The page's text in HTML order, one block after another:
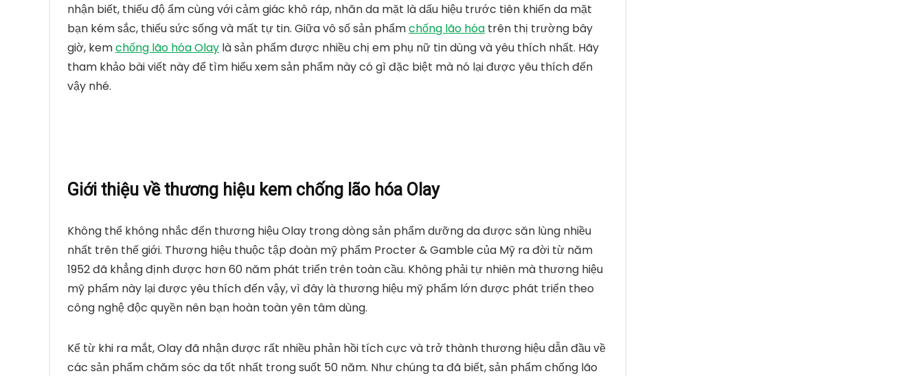
nhận biết, thiếu độ ẩm cùng với cảm giác khô ráp, nhăn da mặt là dấu hiệu trước tiên khiến da mặt
bạn kém sắc, thiếu sức sống và mất tự tin. Giữa vô số sản phẩmchống lão hóa trên thị trường bây
giờ, kemchống lão hóa Olay là sản phẩm được nhiều chị em phụ nữ tin dùng và yêu thích nhất. Hãy
tham khảo bài viết này để tìm hiểu xem sản phẩm này có gì đặc biệt mà nó lại được yêu thích đến
vậy nhé.
Giới thiệu về thương hiệu kem chống lão hóa Olay
Không thể không nhắc đến thương hiệu Olay trong dòng sản phẩm dưỡng da được săn lùng nhiều
nhất trên thế giới. Thương hiệu thuộc tập đoàn mỹ phẩm Procter & Gamble của Mỹ ra đời từ năm
1952 đã khẳng định được hơn 60 năm phát triển trên toàn cầu. Không phải tự nhiên mà thương hiệu
mỹ phẩm này lại được yêu thích đến vậy, vì đây là thương hiệu mỹ phẩm lớn được phát triển theo
công nghệ độc quyền nên bạn hoàn toàn yên tâm dùng.
Kể từ khi ra mắt, Olay đã nhận được rất nhiều phản hồi tích cực và trở thành thương hiệu dẫn đầu về
các sản phẩm chăm sóc da tốt nhất trong suốt 50 năm. Như chúng ta đã biết, sản phẩm chống lão